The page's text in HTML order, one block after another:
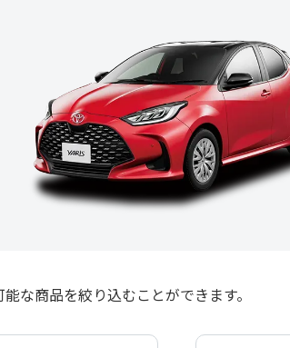
な商品を絞り込むことができます。